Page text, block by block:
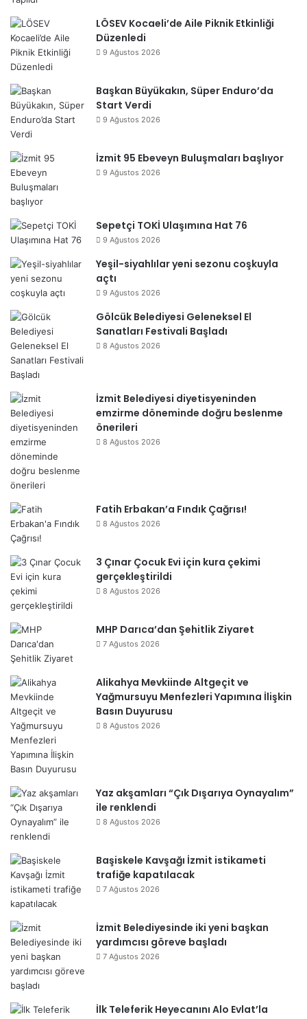
LÖSEV Kocaeli’de Aile Piknik Etkinliği
Düzenledi
9 Ağustos 2026
Başkan Büyükakın, Süper Enduro’da
Start Verdi
9 Ağustos 2026
İzmit 95 Ebeveyn Buluşmaları başlıyor
9 Ağustos 2026
Sepetçi TOKİ Ulaşımına Hat 76
9 Ağustos 2026
Yeşil-siyahlılar yeni sezonu coşkuyla
açtı
9 Ağustos 2026
Gölcük Belediyesi Geleneksel El
Sanatları Festivali Başladı
8 Ağustos 2026
İzmit Belediyesi diyetisyeninden
emzirme döneminde doğru beslenme
önerileri
8 Ağustos 2026
Fatih Erbakan’a Fındık Çağrısı!
8 Ağustos 2026
3 Çınar Çocuk Evi için kura çekimi
gerçekleştirildi
8 Ağustos 2026
MHP Darıca’dan Şehitlik Ziyaret
7 Ağustos 2026
Alikahya Mevkiinde Altgeçit ve
Yağmursuyu Menfezleri Yapımına İlişkin
Basın Duyurusu
8 Ağustos 2026
Yaz akşamları “Çık Dışarıya Oynayalım”
ile renklendi
8 Ağustos 2026
Başiskele Kavşağı İzmit istikameti
trafiğe kapatılacak
7 Ağustos 2026
İzmit Belediyesinde iki yeni başkan
yardımcısı göreve başladı
7 Ağustos 2026
İlk Teleferik Heyecanını Alo Evlat’la